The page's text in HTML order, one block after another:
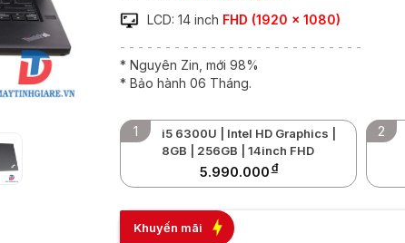
LCD: 14 inch FHD (1920 x 1080)
- - - - - - - - - - - - - - - - - - - - - - - - - - -
* Nguyên Zin, mới 98%
* Bảo hành 06 Tháng.
1
i5 6300U | Intel HD Graphics |
8GB | 256GB | 14inch FHD
5.990.000 đ
2
Khuyến mãi
Lenovo ThinkPad T470 i5 6300U |
Intel HD Graphics | 8GB | 256GB |
14inch FHD